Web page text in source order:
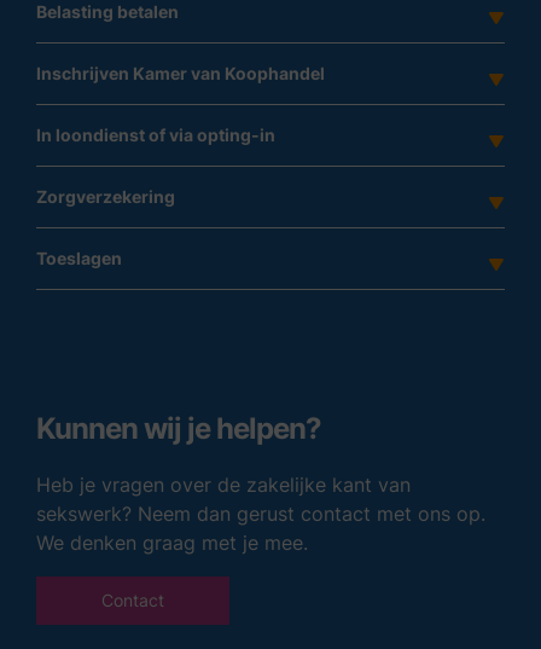
Belasting betalen
Inschrijven Kamer van Koophandel
In loondienst of via opting-in
Zorgverzekering
Toeslagen
Kunnen wij je helpen?
Heb je vragen over de zakelijke kant van
sekswerk? Neem dan gerust contact met ons op.
We denken graag met je mee.
Contact